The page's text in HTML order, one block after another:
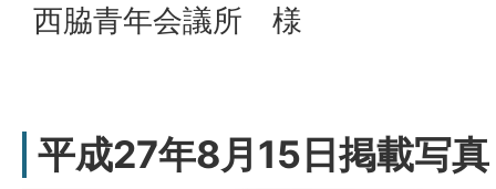
西脇青年会議所 様
平成27年8月15日掲載写